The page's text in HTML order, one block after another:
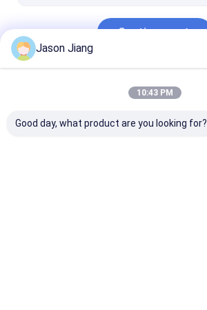
Continuar
Nuestras Categorías
Jason Jiang
10:43 PM
Good day, what product are you looking for?